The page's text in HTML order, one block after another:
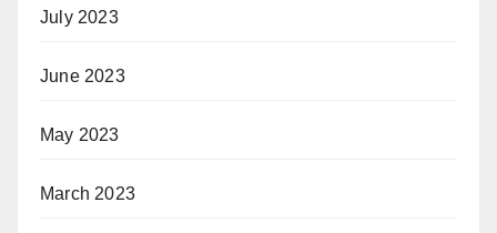
July 2023
June 2023
May 2023
March 2023